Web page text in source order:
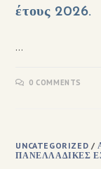
έτους 2026.
…
0 COMMENTS
UNCATEGORIZED /
ΠΑΝΕΛΛΑΔΙΚΈΣ